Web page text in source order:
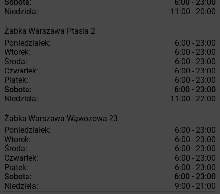
Sobota:
6:00 - 23:00
Niedziela:
11:00 - 20:00
Żabka Warszawa Ptasia 2
Poniedziałek:
6:00 - 23:00
Wtorek:
6:00 - 23:00
Środa:
6:00 - 23:00
Czwartek:
6:00 - 23:00
Piątek:
6:00 - 23:00
Sobota:
6:00 - 23:00
Niedziela:
11:00 - 22:00
Żabka Warszawa Wąwozowa 23
Poniedziałek:
6:00 - 23:00
Wtorek:
6:00 - 23:00
Środa:
6:00 - 23:00
Czwartek:
6:00 - 23:00
Piątek:
6:00 - 23:00
Sobota:
6:00 - 23:00
Niedziela:
9:00 - 21:00